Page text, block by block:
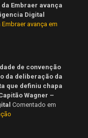
Embraer avança
Digital
avança em
de convenção
da deliberação da
que definiu chapa
Wagner –
Comentado em